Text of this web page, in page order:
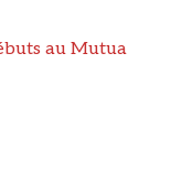
au Mutua